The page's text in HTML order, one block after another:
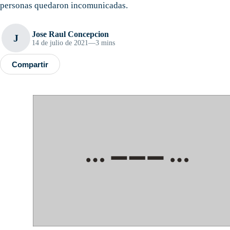
personas quedaron incomunicadas.
J Jose Raul Concepcion
14 de julio de 2021 —3 mins
Compartir